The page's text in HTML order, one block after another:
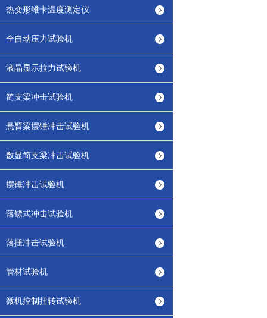
热变形维卡温度测定仪
全自动压力试验机
液晶显示拉力试验机
简支梁冲击试验机
悬臂梁摆锤冲击试验机
数显简支梁冲击试验机
摆锤冲击试验机
落镖式冲击试验机
落捶冲击试验机
管材试验机
微机控制扭转试验机